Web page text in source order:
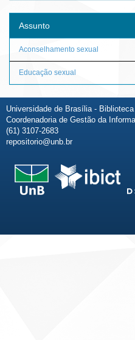
Assunto
Aconselhamento sexual
Educação sexual
Universidade de Brasília - Biblioteca
Coordenadoria de Gestão da
(61) 3107-2683
repositorio@unb.br